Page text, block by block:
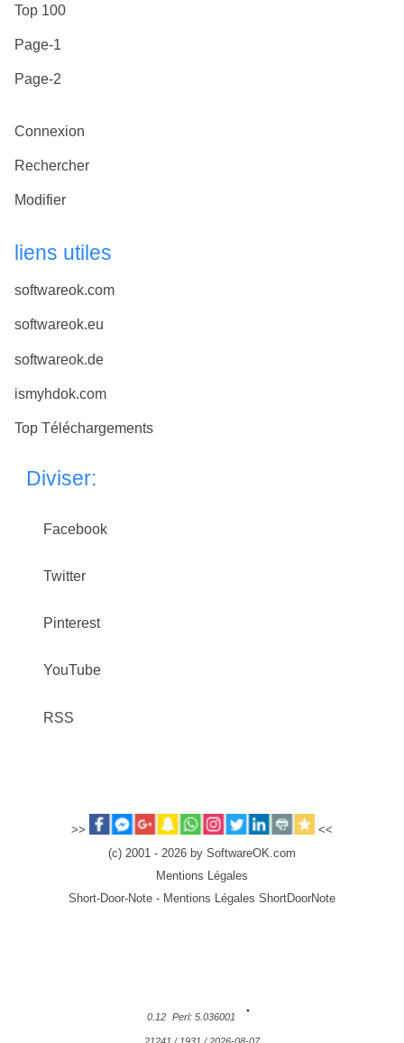
Top 100
Page-1
Page-2
Connexion
Rechercher
Modifier
liens utiles
softwareok.com
softwareok.eu
softwareok.de
ismyhdok.com
Top Téléchargements
Diviser:
Facebook
Twitter
Pinterest
YouTube
RSS
>>
<<
(c) 2001 - 2026 by SoftwareOK.com
Mentions Légales
Short-Door-Note - Mentions Légales ShortDoorNote
0.12 Perl: 5.036001